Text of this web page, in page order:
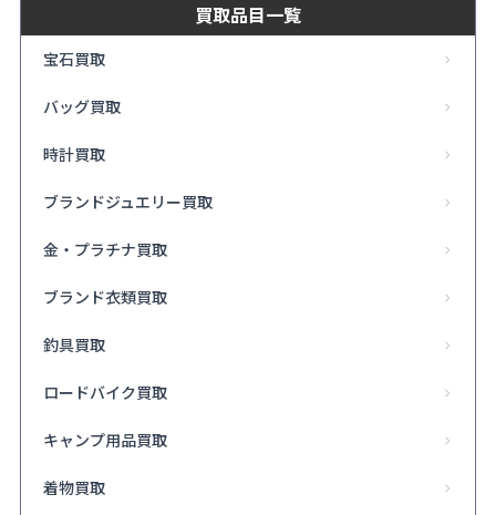
買取品目一覧
宝石買取
バッグ買取
時計買取
ブランドジュエリー買取
金・プラチナ買取
ブランド衣類買取
釣具買取
ロードバイク買取
キャンプ用品買取
着物買取